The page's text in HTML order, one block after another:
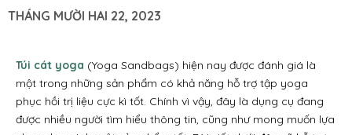
THÁNG MƯỜI HAI 22, 2023
Túi cát yoga (Yoga Sandbags) hiện nay được đánh giá là
một trong những sản phẩm có khả năng hỗ trợ tập yoga
phục hồi trị liệu cực kì tốt. Chính vì vậy, đây là dụng cụ đang
được nhiều người tìm hiểu thông tin, cũng như mong muốn lựa